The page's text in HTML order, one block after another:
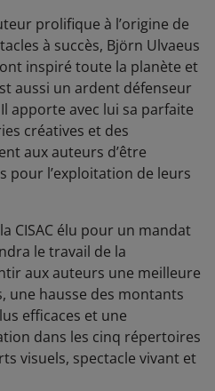
prolifique à l’origine de
à succès, Björn Ulvaeus
inspiré toute la planète et
aussi un ardent défenseur
apporte avec lui sa parfaite
créatives et des
aux auteurs d’être
pour l’exploitation de leurs
CISAC élu pour un mandat
le travail de la
aux auteurs une meilleure
une hausse des montants
efficaces et une
dans les cinq répertoires
visuels, spectacle vivant et